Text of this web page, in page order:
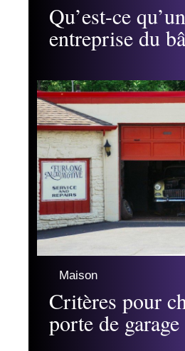
Qu’est-ce
entreprise du
Maison
Critères pour
porte de garage